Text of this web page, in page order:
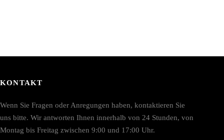
KONTAKT
Wenn Sie Fragen oder Anregungen haben, kontaktieren Sie
uns bitte. Wir antworten Ihnen innerhalb von 24 Stunden, von
Montag bis Freitag zwischen 9:00 und 17:00 Uhr.